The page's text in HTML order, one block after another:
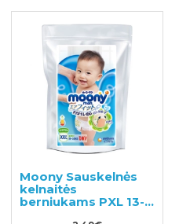
Moony Sauskelnės
kelnaitės
berniukams PXL 13-